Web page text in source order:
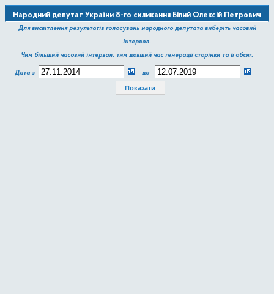
Народний депутат України 8-го скликання Білий Олексій Петрович
Для висвітлення результатів голосувань народного депутата виберіть часовий
інтервал.
Чим більший часовий інтервал, тим довший час генерації сторінки та її обсяг.
Дата з до